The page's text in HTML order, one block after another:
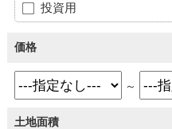
投資用
価格
～
土地面積